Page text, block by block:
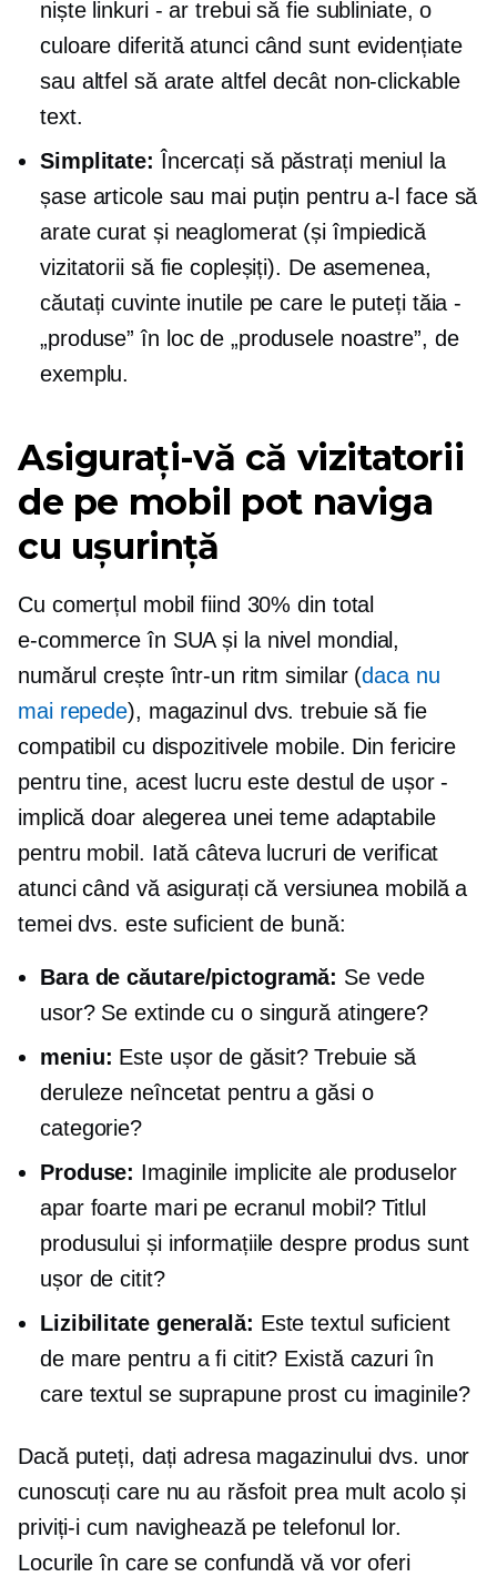
niște linkuri - ar trebui să fie subliniate, o
culoare diferită atunci când sunt evidențiate
sau altfel să arate altfel decât non-clickable
text.
Simplitate: Încercați să păstrați meniul la
șase articole sau mai puțin pentru a-l face să
arate curat și neaglomerat(și împiedică
vizitatorii să fie copleșiți). De asemenea,
căutați cuvinte inutile pe care le puteți tăia -
„produse” în loc de „produsele noastre”, de
exemplu.
Asigurați-vă că vizitatorii
de pe mobil pot naviga
cu ușurință
Cu comerțul mobil fiind 30% din total
e-commerce în SUA și la nivel mondial,
numărul crește într-un ritm similar (daca nu
mai repede), magazinul dvs. trebuie să fie
compatibil cu dispozitivele mobile. Din fericire
pentru tine, acest lucru este destul de ușor -
implică doar alegerea unei teme adaptabile
pentru mobil. Iată câteva lucruri de verificat
atunci când vă asigurați că versiunea mobilă a
temei dvs. este suficient de bună:
Bara de căutare/pictogramă: Se vede
usor? Se extinde cu o singură atingere?
meniu: Este ușor de găsit? Trebuie să
deruleze neîncetat pentru a găsi o
categorie?
Produse: Imaginile implicite ale produselor
apar foarte mari pe ecranul mobil? Titlul
produsului și informațiile despre produs sunt
ușor de citit?
Lizibilitate generală: Este textul suficient
de mare pentru a fi citit? Există cazuri în
care textul se suprapune prost cu imaginile?
Dacă puteți, dați adresa magazinului dvs. unor
cunoscuți care nu au răsfoit prea mult acolo și
priviți-i cum navighează pe telefonul lor.
Locurile în care se confundă vă vor oferi